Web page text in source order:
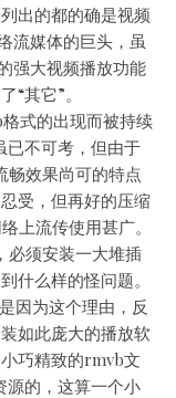
出的都的确是视频
流媒体的巨头，虽
强大视频播放功能
“其它”。
式的出现而被持续
已不可考，但由于
畅效果尚可的特点
受，但再好的压缩
上流传使用甚广。
必须安装一大堆插
什么样的怪问题。
因为这个理由，反
如此庞大的播放软
巧精致的rmvb文
源的，这算一个小